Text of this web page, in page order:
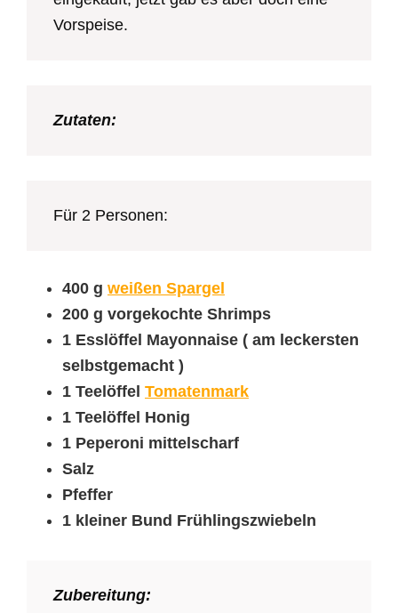
Vorspeise.
Zutaten:
Für 2 Personen:
400 g weißen Spargel
200 g vorgekochte Shrimps
1 Esslöffel Mayonnaise ( am leckersten
selbstgemacht )
1 Teelöffel Tomatenmark
1 Teelöffel Honig
1 Peperoni mittelscharf
Salz
Pfeffer
1 kleiner Bund Frühlingszwiebeln
Zubereitung: